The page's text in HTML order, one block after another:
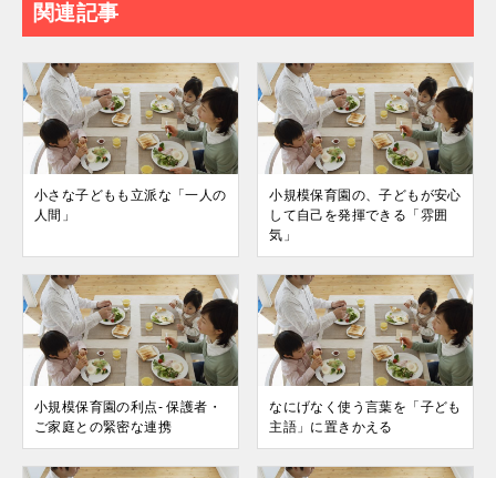
関連記事
小さな子どもも立派な「一人の
人間」
小規模保育園の、子どもが安心
して自己を発揮できる「雰囲
気」
小規模保育園の利点- 保護者・
ご家庭との緊密な連携
なにげなく使う言葉を「子ども
主語」に置きかえる